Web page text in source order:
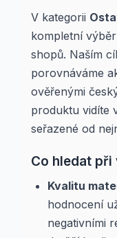
V kategorii
kompletní
shopů. Naším
porovnáváme
ověřenými
produktu vidíte
seřazené od
Co hledat při
Kvalitu
hodnocení
negativními